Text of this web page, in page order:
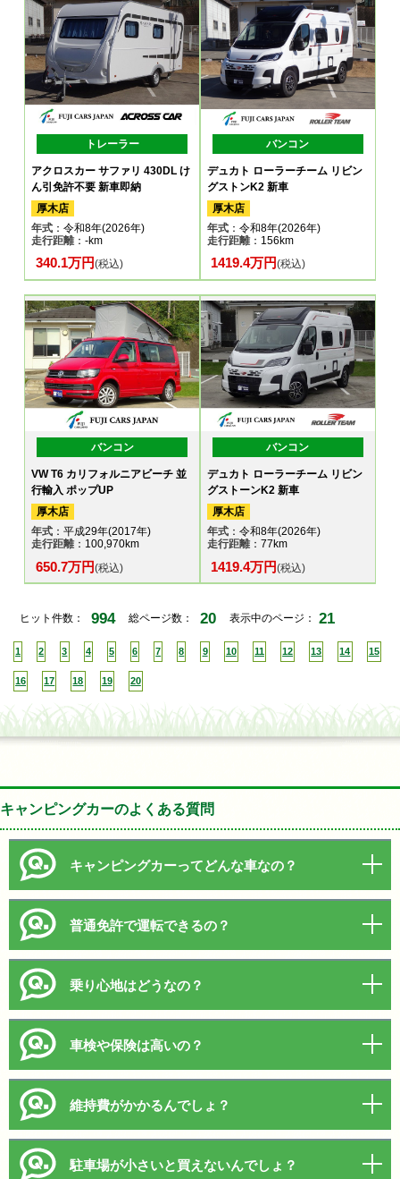
トレーラー
アクロスカー サファリ 430DL け
ん引免許不要 新車即納
厚木店
年式 ：令和8年(2026年)
走行距離：-km
340.1万円(税込)
バンコン
デュカト ローラーチーム リビン
グストンK2 新車
厚木店
年式：令和8年(2026年)
走行距離：156km
1419.4万円(税込)
バンコン
VW T6 カリフォルニアビーチ 並
行輸入 ポップUP
厚木店
年式 ：平成29年(2017年)
走行距離：100,970km
650.7万円(税込)
バンコン
デュカト ローラーチーム リビン
グストーンK2 新車
厚木店
年式：令和8年(2026年)
走行距離：77km
1419.4万円(税込)
ヒット件数： 994 総ページ数： 20 表示中のページ： 21
1 2 3 4 5 6 7 8 9 10 11 12 13 14 15
16 17 18 19 20
キャンピングカーのよくある質問
キャンピングカーってどんな車なの？
普通免許で運転できるの？
乗り心地はどうなの？
車検や保険は高いの？
維持費がかかるんでしょ？
駐車場が小さいと買えないんでしょ？